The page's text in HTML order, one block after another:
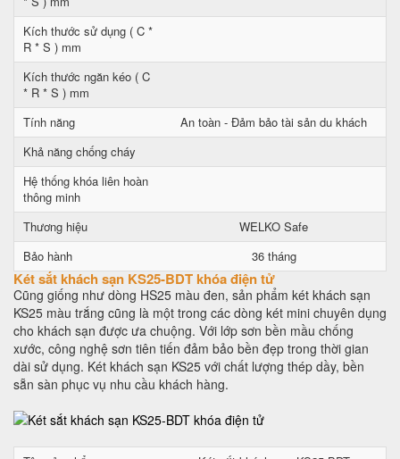
Kích thước sử dụng ( C *
R * S ) mm
Kích thước ngăn kéo ( C
* R * S ) mm
Tính năng
An toàn - Đảm bảo tài sản du khách
Khả năng chống cháy
Hệ thống khóa liên hoàn
thông minh
Thương hiệu
WELKO Safe
Bảo hành
36 tháng
Két sắt khách sạn KS25-BDT khóa điện tử
Cũng giống như dòng HS25 màu đen, sản phẩm két khách sạn
KS25 màu trắng cũng là một trong các dòng két mini chuyên dụng
cho khách sạn được ưa chuộng. Với lớp sơn bền mầu chống
xước, công nghệ sơn tiên tiến đảm bảo bền đẹp trong thời gian
dài sử dụng. Két khách sạn KS25 với chất lượng thép dầy, bền
sẵn sàn phục vụ nhu cầu khách hàng.